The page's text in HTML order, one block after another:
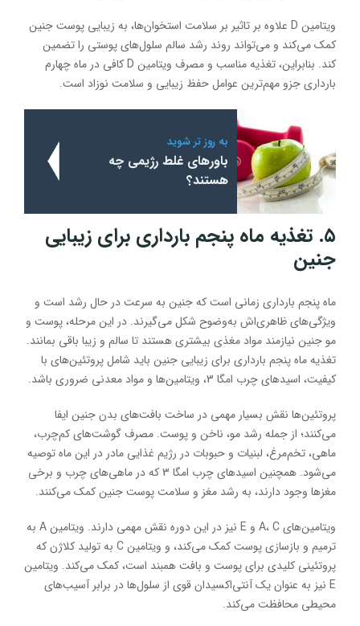
ویتامین D علاوه بر تاثیر بر سلامت استخوان‌ها، به زیبایی پوست جنین
کمک می‌کند و می‌تواند روند رشد سالم سلول‌های پوستی را تضمین
کند. بنابراین، تغذیه مناسب و مصرف ویتامین D کافی در ماه چهارم
بارداری جزو مهم‌ترین عوامل حفظ زیبایی و سلامت نوزاد است.
به روز تر شوید
باورهای غلط رژیمی چه
هستند؟
۵. تغذیه ماه پنجم بارداری برای زیبایی
جنین
ماه پنجم بارداری زمانی است که جنین به سرعت در حال رشد است و
ویژگی‌های ظاهری‌اش به‌وضوح شکل می‌گیرند. در این مرحله، پوست و
مو جنین نیازمند مواد مغذی بیشتری هستند تا سالم و زیبا باقی بمانند.
تغذیه ماه پنجم بارداری برای زیبایی جنین باید شامل پروتئین‌های با
کیفیت، اسیدهای چرب امگا 3، ویتامین‌ها و مواد معدنی ضروری باشد.
پروتئین‌ها نقش بسیار مهمی در ساخت بافت‌های بدن جنین ایفا
می‌کنند؛ از جمله رشد مو، ناخن و پوست. مصرف گوشت‌های کم‌چرب،
ماهی، تخم‌مرغ، لبنیات و حبوبات در رژیم غذایی مادر در این ماه توصیه
می‌شود. همچنین اسیدهای چرب امگا 3 که در ماهی‌های چرب و برخی
مغزها وجود دارند، به رشد مغز و سلامت پوست جنین کمک می‌کنند.
ویتامین‌های A، C و E نیز در این دوره نقش مهمی دارند. ویتامین A به
ترمیم و بازسازی پوست کمک می‌کند، و ویتامین C به تولید کلاژن که
پروتئینی کلیدی برای پوست و بافت همبند است، کمک می‌کند. ویتامین
E نیز به عنوان یک آنتی‌اکسیدان قوی از سلول‌ها در برابر آسیب‌های
محیطی محافظت می‌کند.